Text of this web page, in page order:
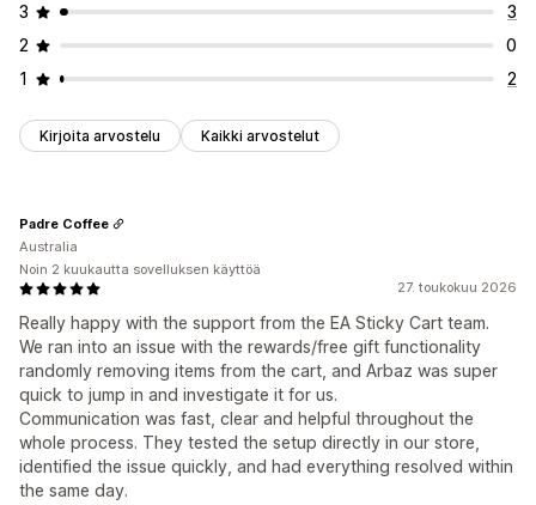
Porrastetut palkinnot
Joukkoalennukset
Kassan mukauttaminen
Lisämyynti yhdellä klikkauksella
Maksutapojen säännöt
Piilota pikakassa
Siirry suoraan kassalle
Tarjoukset ja suositukset
Toimitussuoja Ilmaislahja Ilmainen toimitus
Tuotteen lisäosat (add-ons) Tuotesuositukset
Usein yhdessä ostetut tuotteet Määräalennukset
Volyymialennukset Porrastetut alennukset
Analytiikka
Klikkausasteet
Optimointiehdotukset
3
3
2
0
1
2
Kirjoita arvostelu Kaikki arvostelut
27. toukokuu 2026
Really happy with the support from the EA Sticky Cart team.
We ran into an issue with the rewards/free gift functionality
randomly removing items from the cart, and Arbaz was super
quick to jump in and investigate it for us.
Communication was fast, clear and helpful throughout the
whole process. They tested the setup directly in our store,
identified the issue quickly, and had everything resolved within
the same day.
Padre Coffee
Australia
Noin 2 kuukautta sovelluksen käyttöä